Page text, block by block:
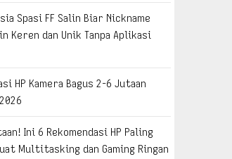
Spasi FF Salin Biar Nickname
Keren dan Unik Tanpa Aplikasi
HP Kamera Bagus 2-6 Jutaan
Ini 6 Rekomendasi HP Paling
Multitasking dan Gaming Ringan